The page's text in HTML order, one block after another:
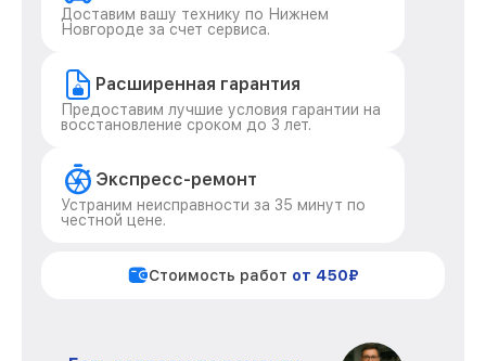
Доставим вашу технику по Нижнем
Новгороде за счет сервиса.
Расширенная гарантия
Предоставим лучшие условия гарантии на
восстановление сроком до 3 лет.
Экспресс-ремонт
Устраним неисправности за 35 минут по
честной цене.
Стоимость работ от 450₽